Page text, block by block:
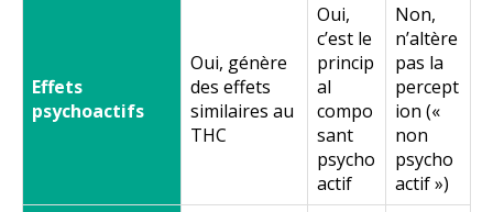
Effets
psychoactifs
Oui, génère
des effets
similaires au
THC
Oui,
c’est le
princip
al
compo
sant
psycho
actif
Non,
n’altère
pas la
percept
ion («
non
psycho
actif »)